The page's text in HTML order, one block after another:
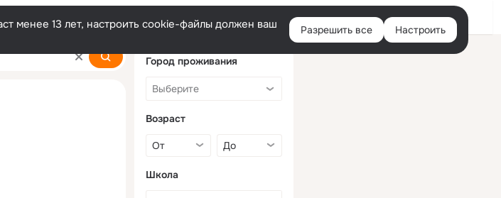
Войти
менее 13 лет, настроить cookie-файлы должен ваш
Разрешить все Настроить
Город проживания
Возраст
Школа